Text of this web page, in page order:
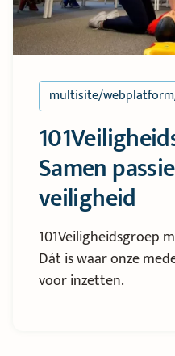
multisite/
Samen
veiligheid
101Veiligheidsgroep
Dát is waar onze
voor inzetten.